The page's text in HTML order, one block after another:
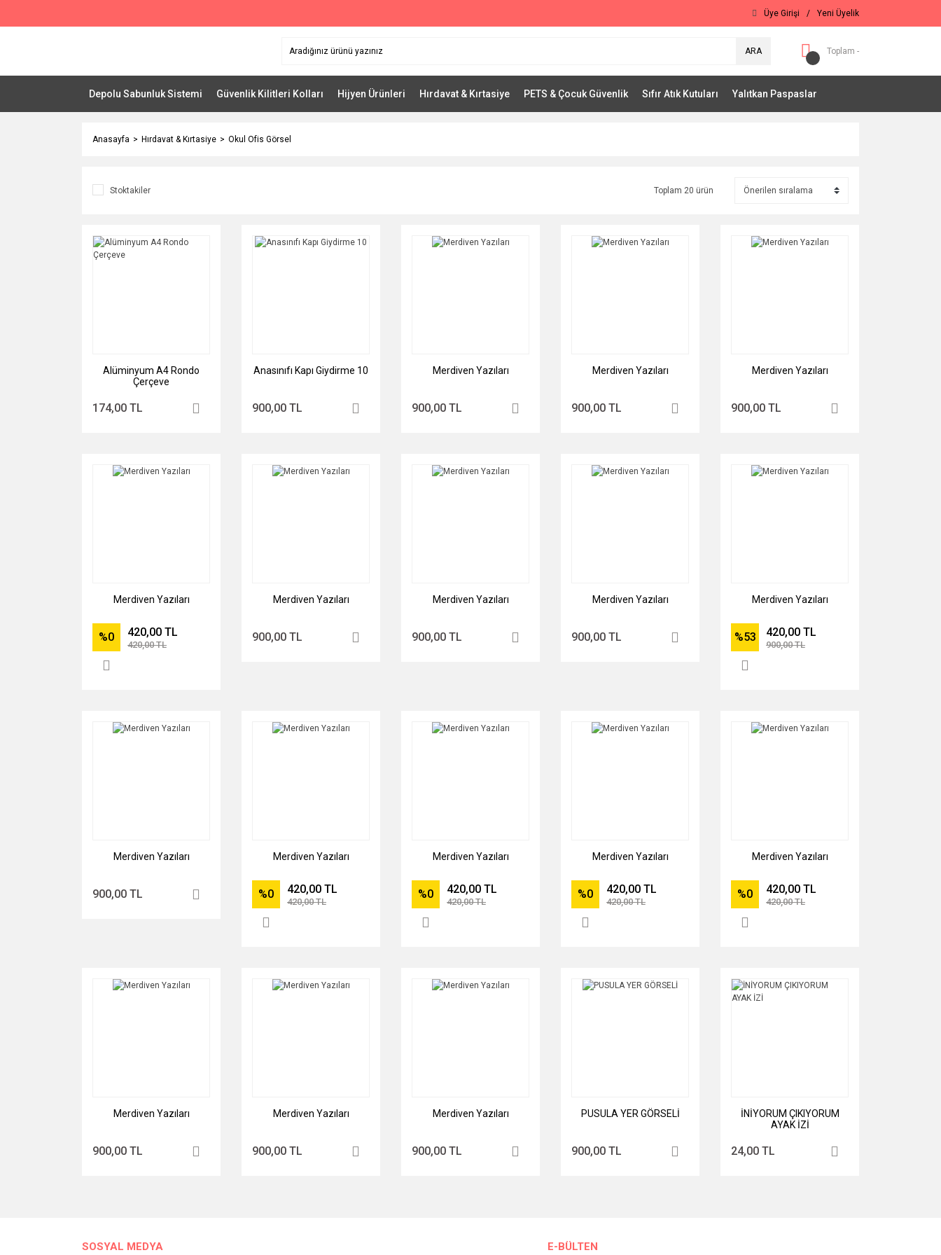
Üye Girişi / Yeni Üyelik
ARA Toplam -
Depolu Sabunluk Sistemi Güvenlik Kilitleri Kolları Hijyen Ürünleri Hırdavat & Kırtasiye PETS & Çocuk Güvenlik Sıfır Atık Kutuları Yalıtkan Paspaslar
Anasayfa Hırdavat & Kırtasiye Okul Ofis Görsel
Stoktakiler Toplam 20 ürün
Alüminyum A4 Rondo
Çerçeve
174,00 TL
Anasınıfı Kapı Giydirme 10
900,00 TL
Merdiven Yazıları
900,00 TL
Merdiven Yazıları
900,00 TL
Merdiven Yazıları
900,00 TL
Merdiven Yazıları
%0 420,00 TL
420,00 TL
Merdiven Yazıları
900,00 TL
Merdiven Yazıları
900,00 TL
Merdiven Yazıları
900,00 TL
Merdiven Yazıları
%53 420,00 TL
900,00 TL
Merdiven Yazıları
900,00 TL
Merdiven Yazıları
%0 420,00 TL
420,00 TL
Merdiven Yazıları
%0 420,00 TL
420,00 TL
Merdiven Yazıları
%0 420,00 TL
420,00 TL
Merdiven Yazıları
%0 420,00 TL
420,00 TL
Merdiven Yazıları
900,00 TL
Merdiven Yazıları
900,00 TL
Merdiven Yazıları
900,00 TL
PUSULA YER GÖRSELİ
900,00 TL
İNİYORUM ÇIKIYORUM
AYAK İZİ
24,00 TL
SOSYAL MEDYA E-BÜLTEN